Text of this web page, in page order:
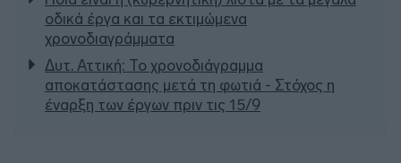
οδικά έργα και τα εκτιμώμενα
χρονοδιαγράμματα
Δυτ. Αττική: Το χρονοδιάγραμμα
αποκατάστασης μετά τη φωτιά - Στόχος η
έναρξη των έργων πριν τις 15/9